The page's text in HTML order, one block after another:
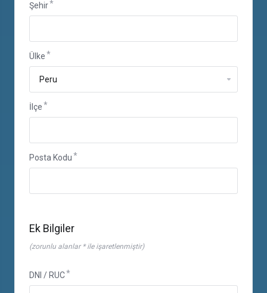
Şehir
Ülke
İlçe
Posta Kodu
Ek Bilgiler
(zorunlu alanlar * ile işaretlenmiştir)
DNI / RUC